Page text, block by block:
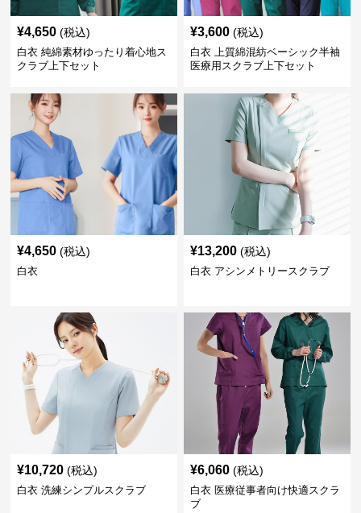
¥4,650 (税込)
白衣 純綿素材ゆったり着心地ス
クラブ上下セット
¥3,600 (税込)
白衣 上質綿混紡ベーシック半袖
医療用スクラブ上下セット
¥4,650 (税込)
白衣
¥13,200 (税込)
白衣 アシンメトリースクラブ
¥10,720 (税込)
白衣 洗練シンプルスクラブ
¥6,060 (税込)
白衣 医療従事者向け快適スクラ
ブ